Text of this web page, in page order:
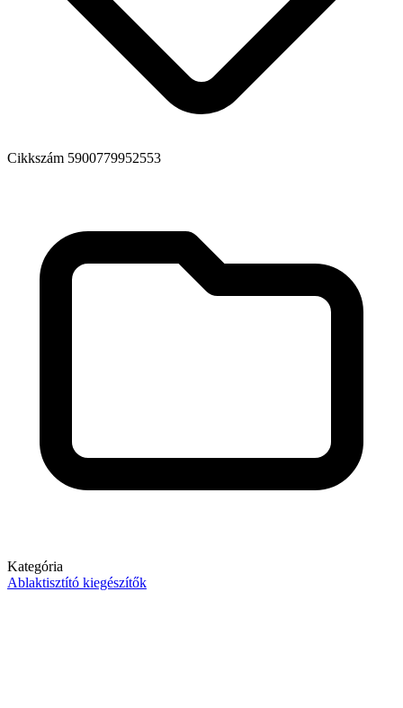
Cikkszám 5900779952553
Kategória
Ablaktisztító kiegészítők